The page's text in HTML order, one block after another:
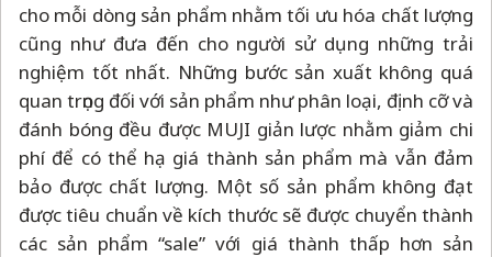
cho mỗi dòng sản phẩm nhằm tối ưu hóa chất lượng
cũng như đưa đến cho người sử dụng những trải
nghiệm tốt nhất. Những bước sản xuất không quá
quan trọng đối với sản phẩm như phân loại, định cỡ và
đánh bóng đều được MUJI giản lược nhằm giảm chi
phí để có thể hạ giá thành sản phẩm mà vẫn đảm
bảo được chất lượng. Một số sản phẩm không đạt
được tiêu chuẩn về kích thước sẽ được chuyển thành
các sản phẩm “sale” với giá thành thấp hơn sản